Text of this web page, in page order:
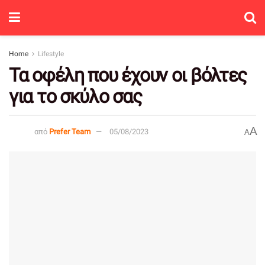
Home Lifestyle
Τα οφέλη που έχουν οι βόλτες
για το σκύλο σας
από Prefer Team 05/08/2023 AA